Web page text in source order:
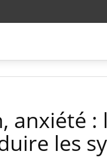
anxiété
les